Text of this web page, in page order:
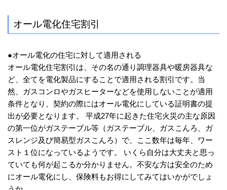
オール電化住宅割引
●オール電化の住宅に対して適用される
オール電化住宅割引は、その名の通り調理器具や暖房器具な
ど、全てを電化製品にすることで適用される割引です。当
然、ガスコンロやガスヒーターなどを使用しないことが適用
条件となり、契約の際にはオール電化にしている証明書の提
出が必要となります。 平成27年に起きた住宅火災の主な原因
の第一位がガステーブル等（ガステーブル、ガスこんろ、ガ
スレンジ及び簡易型ガスこんろ）で、ここ数年は毎年、ワー
スト１位になっているようです。 いくら自分は大丈夫と思っ
ていても何が起こるか分かりません。不安な方は安全のため
にオール電化にし、保険料もお得にしてみてはいかがでしょ